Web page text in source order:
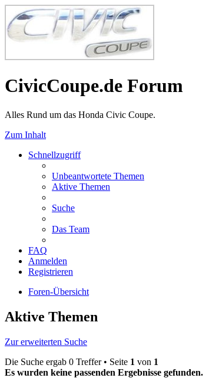
CivicCoupe.de Forum
Alles Rund um das Honda Civic Coupe.
Zum Inhalt
Schnellzugriff
Unbeantwortete Themen
Aktive Themen
Suche
Das Team
FAQ
Anmelden
Registrieren
Foren-Übersicht
Aktive Themen
Zur erweiterten Suche
Die Suche ergab 0 Treffer • Seite 1 von 1
Es wurden keine passenden Ergebnisse gefunden.